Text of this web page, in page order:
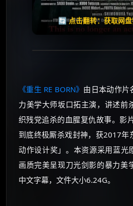
🔄 点击翻转：获取网
失
🧧️
天天领红包
《重生 RE BORN》 由日本动作片
力美学大师坂口拓主演，讲述前
织残党追杀的血腥复仇故事。影
到底终极厮杀戏封神，获2017年
动作设计奖」。本资源采用蓝光
画质完美呈现刀光剑影的暴力美
中文字幕，文件大小6.24G。